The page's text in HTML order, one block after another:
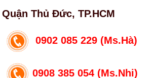
Quận Thủ Đức, TP.HCM
0902 085 229 (Ms.Hà)
0908 385 054 (Ms.Nhi)